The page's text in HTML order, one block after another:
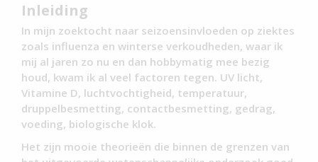
Inleiding
In mijn zoektocht naar seizoensinvloeden op ziektes
zoals influenza en winterse verkoudheden, waar ik
mij al jaren zo nu en dan hobbymatig mee bezig
houd, kwam ik al veel factoren tegen. UV licht,
Vitamine D, luchtvochtigheid, temperatuur,
druppelbesmetting, contactbesmetting, gedrag,
voeding, biologische klok.
Het zijn mooie theorieën die binnen de grenzen van